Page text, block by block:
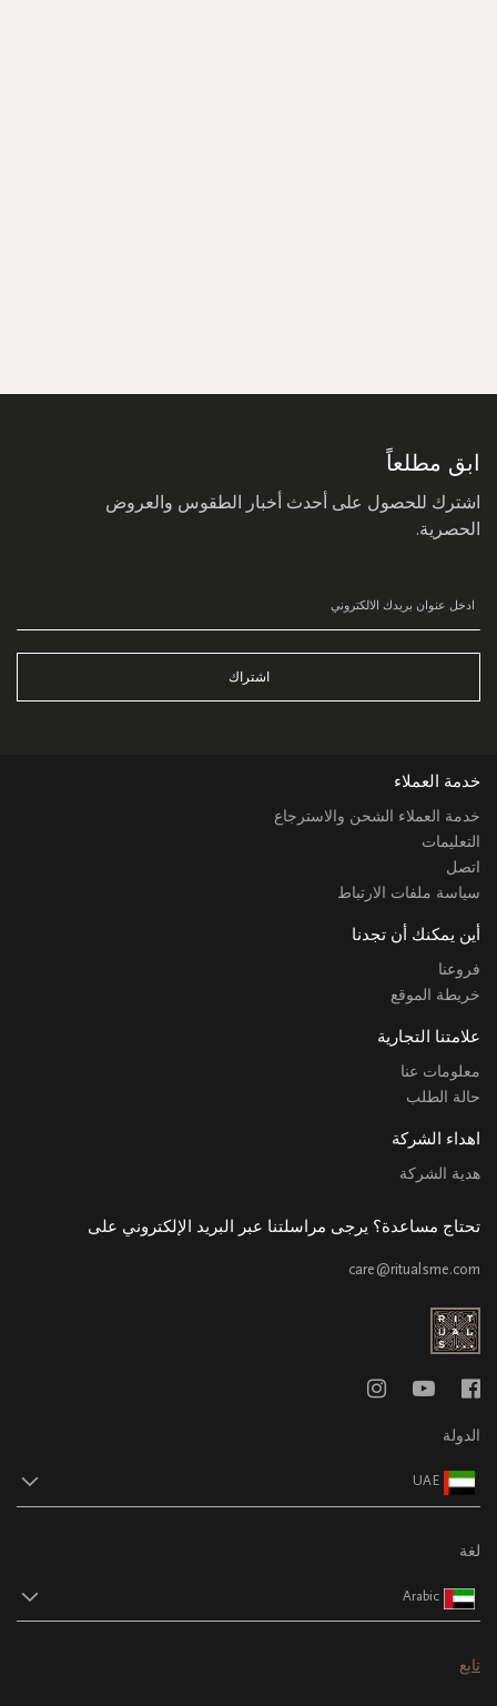
ابق مطلعاً
اشترك للحصول على أحدث أخبار الطقوس والعروض
الحصرية.
اشتراك
خدمة العملاء
خدمة العملاء الشحن والاسترجاع
التعليمات
اتصل
سياسة ملفات الارتباط
أين يمكنك أن تجدنا
فروعنا
خريطة الموقع
علامتنا التجارية
معلومات عنا
حالة الطلب
اهداء الشركة
هدية الشركة
تحتاج مساعدة؟ يرجى مراسلتنا عبر البريد الإلكتروني على
care@ritualsme.com
الدولة
UAE
لغة
Arabic
تابع